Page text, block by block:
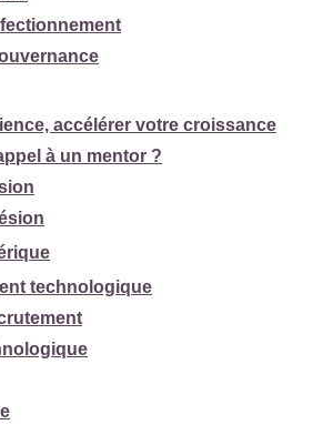
accélérer votre croissance
à un mentor ?
technologique